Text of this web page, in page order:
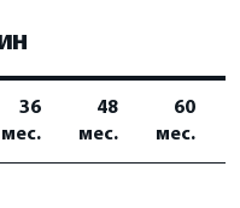
36
мес.
48
мес.
60
мес.